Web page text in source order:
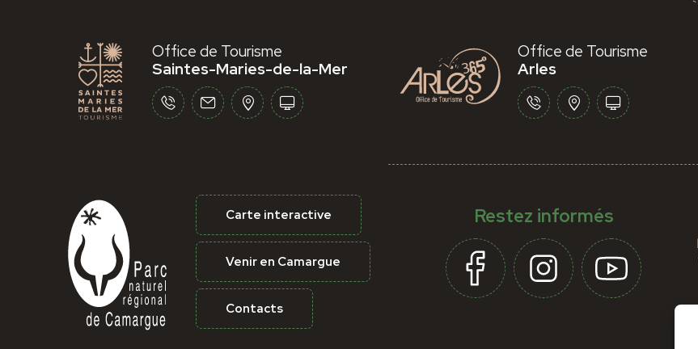
Office de Tourisme
Saintes-Maries-de-la-Mer
Office de Tourisme
Arles
Carte interactive
Venir en Camargue
Contacts
Restez informés